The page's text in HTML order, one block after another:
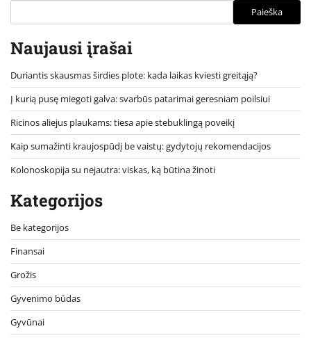
Paieška
Naujausi įrašai
Duriantis skausmas širdies plote: kada laikas kviesti greitąją?
Į kurią pusę miegoti galva: svarbūs patarimai geresniam poilsiui
Ricinos aliejus plaukams: tiesa apie stebuklingą poveikį
Kaip sumažinti kraujospūdį be vaistų: gydytojų rekomendacijos
Kolonoskopija su nejautra: viskas, ką būtina žinoti
Kategorijos
Be kategorijos
Finansai
Grožis
Gyvenimo būdas
Gyvūnai